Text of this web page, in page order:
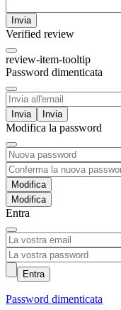
Invia
Verified review
review-item-tooltip
Password dimenticata
Invia
Modifica la password
Modifica
Entra
Entra
Password dimenticata